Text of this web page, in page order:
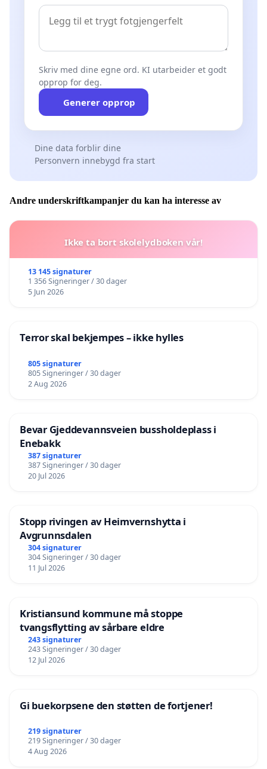
Skriv med dine egne ord. KI utarbeider et godt
opprop for deg.
Generer opprop
Dine data forblir dine
Personvern innebygd fra start
Andre underskriftkampanjer du kan ha interesse av
Ikke ta bort skolelydboken vår!
13 145 signaturer
1 356 Signeringer / 30 dager
5 Jun 2026
Terror skal bekjempes – ikke hylles
805 signaturer
805 Signeringer / 30 dager
2 Aug 2026
Bevar Gjeddevannsveien bussholdeplass i
Enebakk
387 signaturer
387 Signeringer / 30 dager
20 Jul 2026
Stopp rivingen av Heimvernshytta i
Avgrunnsdalen
304 signaturer
304 Signeringer / 30 dager
11 Jul 2026
Kristiansund kommune må stoppe
tvangsflytting av sårbare eldre
243 signaturer
243 Signeringer / 30 dager
12 Jul 2026
Gi buekorpsene den støtten de fortjener!
219 signaturer
219 Signeringer / 30 dager
4 Aug 2026